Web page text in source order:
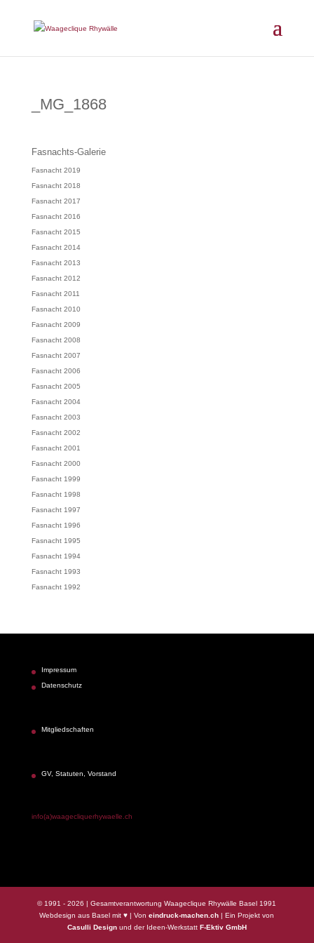
_MG_1868
Fasnachts-Galerie
Fasnacht 2019
Fasnacht 2018
Fasnacht 2017
Fasnacht 2016
Fasnacht 2015
Fasnacht 2014
Fasnacht 2013
Fasnacht 2012
Fasnacht 2011
Fasnacht 2010
Fasnacht 2009
Fasnacht 2008
Fasnacht 2007
Fasnacht 2006
Fasnacht 2005
Fasnacht 2004
Fasnacht 2003
Fasnacht 2002
Fasnacht 2001
Fasnacht 2000
Fasnacht 1999
Fasnacht 1998
Fasnacht 1997
Fasnacht 1996
Fasnacht 1995
Fasnacht 1994
Fasnacht 1993
Fasnacht 1992
Impressum
Datenschutz
Mitgliedschaften
GV, Statuten, Vorstand
info(a)waagecliquerhywaelle.ch
© 1991 -2026 | Gesamtverantwortung Waageclique Rhywälle Basel 1991
Webdesign aus Basel mit ♥ | Voneindruck-machen.ch | Ein Projekt von
Casulli Designund der Ideen-Werkstatt F-Ektiv GmbH